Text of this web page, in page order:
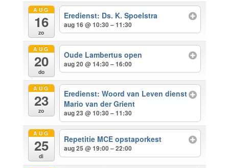
AUG
16
zo
Eredienst: Ds. K. Spoelstra
aug 16 @ 10:30 – 11:30
AUG
20
do
Oude Lambertus open
aug 20 @ 14:30 – 16:00
AUG
23
zo
Eredienst: Woord van Leven dienst
Mario van der Grient
aug 23 @ 10:30 – 11:30
AUG
25
di
Repetitie MCE opstaporkest
aug 25 @ 19:00 – 22:00